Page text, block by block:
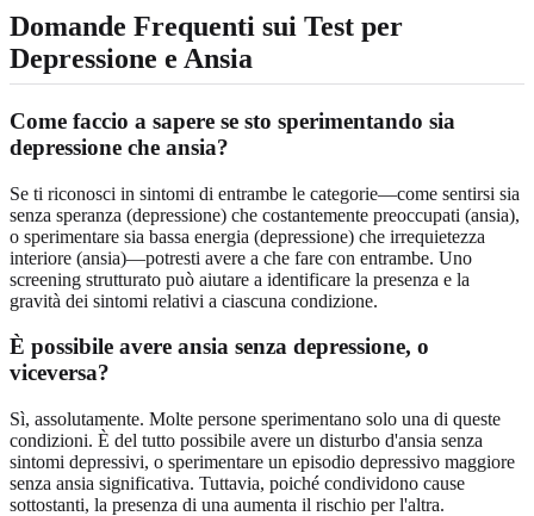
Domande Frequenti sui Test per
Depressione e Ansia
Come faccio a sapere se sto sperimentando sia
depressione che ansia?
Se ti riconosci in sintomi di entrambe le categorie—come sentirsi sia
senza speranza (depressione) che costantemente preoccupati (ansia),
o sperimentare sia bassa energia (depressione) che irrequietezza
interiore (ansia)—potresti avere a che fare con entrambe. Uno
screening strutturato può aiutare a identificare la presenza e la
gravità dei sintomi relativi a ciascuna condizione.
È possibile avere ansia senza depressione, o
viceversa?
Sì, assolutamente. Molte persone sperimentano solo una di queste
condizioni. È del tutto possibile avere un disturbo d'ansia senza
sintomi depressivi, o sperimentare un episodio depressivo maggiore
senza ansia significativa. Tuttavia, poiché condividono cause
sottostanti, la presenza di una aumenta il rischio per l'altra.